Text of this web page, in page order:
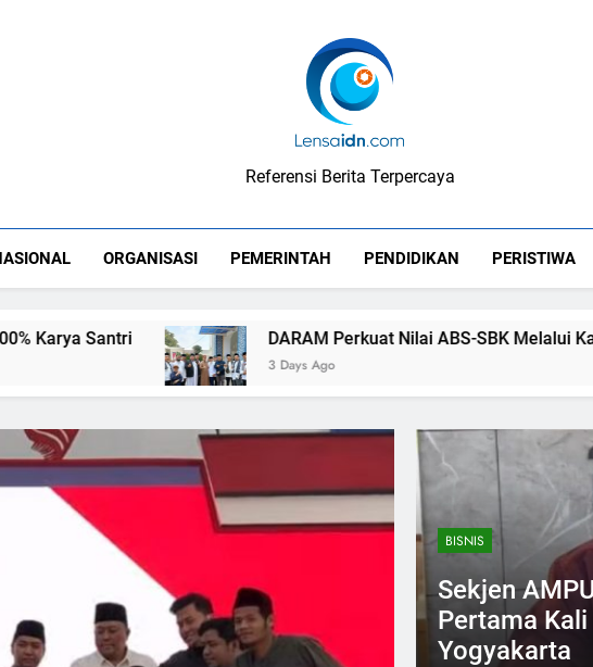
LensaIDN
Referensi Berita Terpercaya
ORGANISASI PEMERINTAH PENDIDIKAN PERISTIWA
DARAM Perkuat Nilai ABS-SBK Melalui Kajian Adat
3 Days Ago
BISNIS
Sekjen
Pertama
Yogyakarta